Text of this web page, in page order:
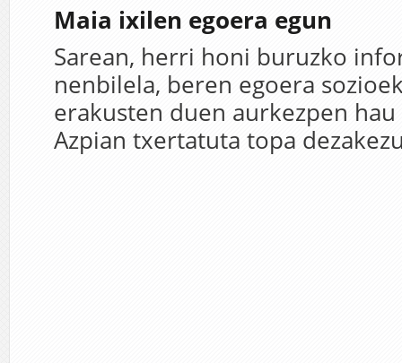
Maia ixilen egoera egun
Sarean, herri honi buruzko
nenbilela, beren egoera
erakusten duen aurkezpen
Azpian txertatuta topa